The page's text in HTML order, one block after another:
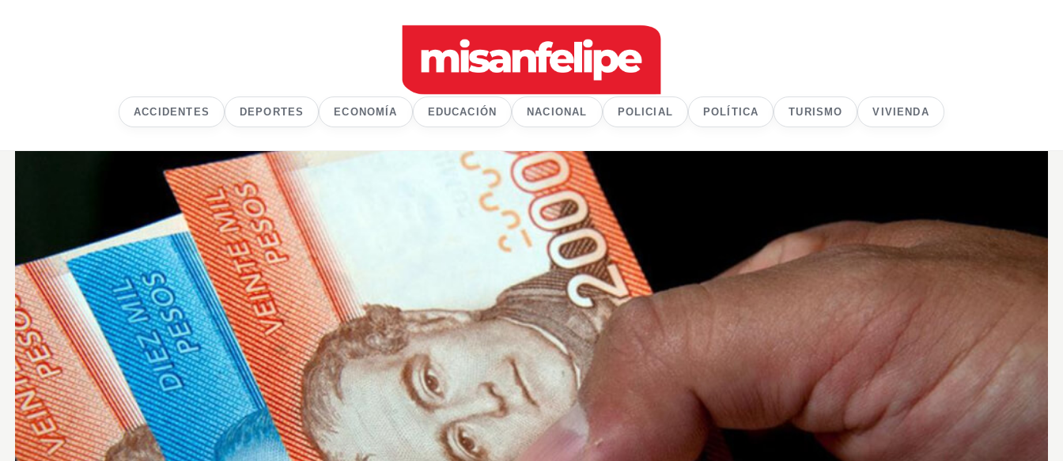
ACCIDENTES DEPORTES ECONOMÍA EDUCACIÓN NACIONAL POLICIAL POLÍTICA TURISMO VIVIENDA